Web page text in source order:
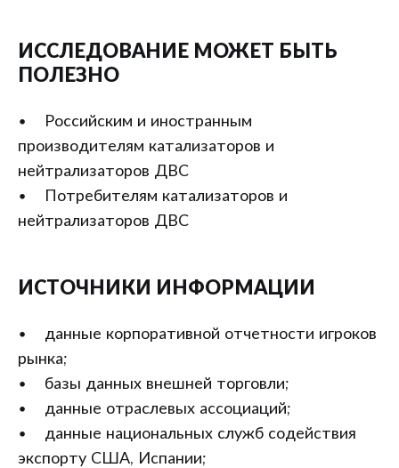
ИССЛЕДОВАНИЕ МОЖЕТ БЫТЬ
ПОЛЕЗНО
• Российским и иностранным
производителям катализаторов и
нейтрализаторов ДВС
• Потребителям катализаторов и
нейтрализаторов ДВС
ИСТОЧНИКИ ИНФОРМАЦИИ
• данные корпоративной отчетности игроков
рынка;
• базы данных внешней торговли;
• данные отраслевых ассоциаций;
• данные национальных служб содействия
экспорту США, Испании;